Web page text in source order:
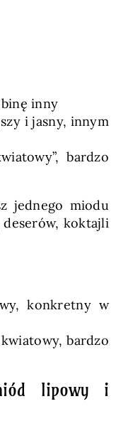
inny
i jasny, innym
bardzo
jednego miodu
deserów, koktajli
konkretny w
kwiatowy, bardzo
lipowy i